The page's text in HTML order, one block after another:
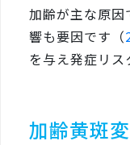
加齢が主な原
響も要因です（
を与え発症リス
加齢黄斑